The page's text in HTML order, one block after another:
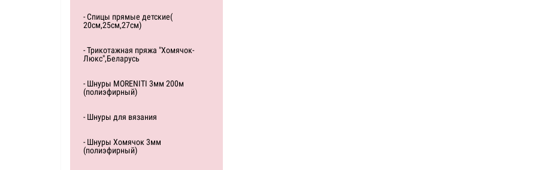
- Спицы прямые детские(
20см,25см,27см)
- Трикотажная пряжа "Хомячок-
Люкс",Беларусь
- Шнуры MORENITI 3мм 200м
(полиэфирный)
- Шнуры для вязания
- Шнуры Хомячок 3мм
(полиэфирный)